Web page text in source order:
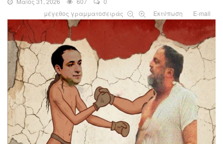
μέγεθος γραμματοσειράς
Εκτύπωση E-mail